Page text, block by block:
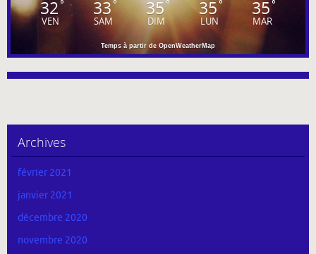
32°
VEN
33°
SAM
35°
DIM
35°
LUN
35°
MAR
Temps à partir de OpenWeatherMap
Archives
février 2021
janvier 2021
décembre 2020
novembre 2020